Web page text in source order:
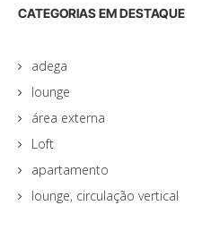
CATEGORIAS EM DESTAQUE
adega
lounge
área externa
Loft
apartamento
lounge, circulação vertical